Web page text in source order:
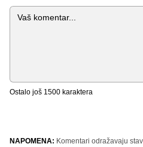
Komentar
Ostalo još 1500 karaktera
NAPOMENA: Komentari odražavaju